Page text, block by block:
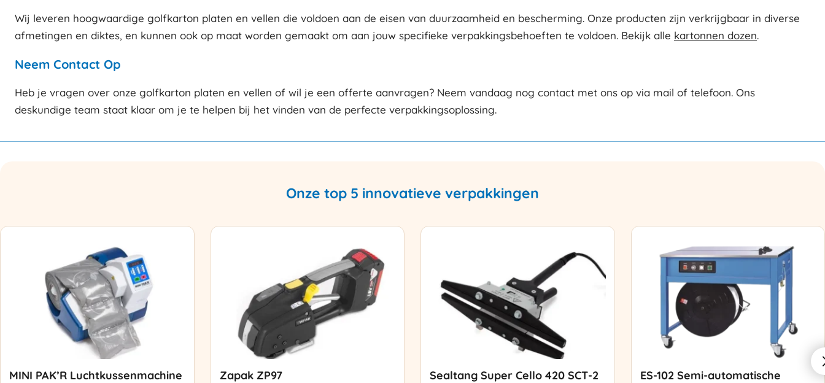
Wij leveren hoogwaardige golfkarton platen en vellen die voldoen aan de eisen van duurzaamheid en bescherming. Onze producten zijn verkrijgbaar in diverse
afmetingen en diktes, en kunnen ook op maat worden gemaakt om aan jouw specifieke verpakkingsbehoeften te voldoen. Bekijk alle kartonnen dozen.
Neem Contact Op
Heb je vragen over onze golfkarton platen en vellen of wil je een offerte aanvragen? Neem vandaag nog contact met ons op via mail of telefoon. Ons
deskundige team staat klaar om je te helpen bij het vinden van de perfecte verpakkingsoplossing.
Onze top 5 innovatieve verpakkingen
MINI PAK’R Luchtkussenmachine
Zapak ZP97
Sealtang Super Cello 420 SCT-2
ES-102 Semi-automatische